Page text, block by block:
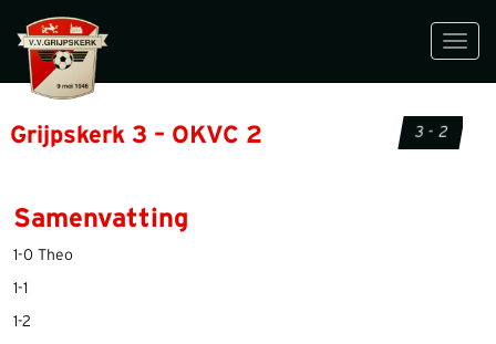
Grijpskerk 3 – OKVC 2 3 - 2
Samenvatting
1-0 Theo
1-1
1-2